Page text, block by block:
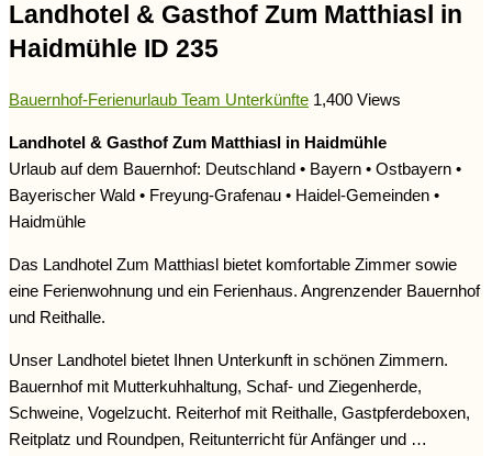
Landhotel & Gasthof Zum Matthiasl in
Haidmühle ID 235
Bauernhof-Ferienurlaub Team Unterkünfte 1,400 Views
Landhotel & Gasthof Zum Matthiasl in Haidmühle
Urlaub auf dem Bauernhof: Deutschland • Bayern • Ostbayern •
Bayerischer Wald • Freyung-Grafenau • Haidel-Gemeinden •
Haidmühle
Das Landhotel Zum Matthiasl bietet komfortable Zimmer sowie
eine Ferienwohnung und ein Ferienhaus. Angrenzender Bauernhof
und Reithalle.
Unser Landhotel bietet Ihnen Unterkunft in schönen Zimmern.
Bauernhof mit Mutterkuhhaltung, Schaf- und Ziegenherde,
Schweine, Vogelzucht. Reiterhof mit Reithalle, Gastpferdeboxen,
Reitplatz und Roundpen, Reitunterricht für Anfänger und …